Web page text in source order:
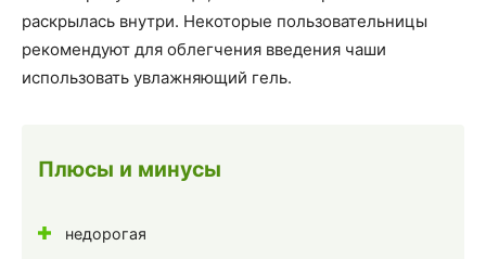
раскрылась внутри. Некоторые пользовательницы
рекомендуют для облегчения введения чаши
использовать увлажняющий гель.
Плюсы и минусы
недорогая